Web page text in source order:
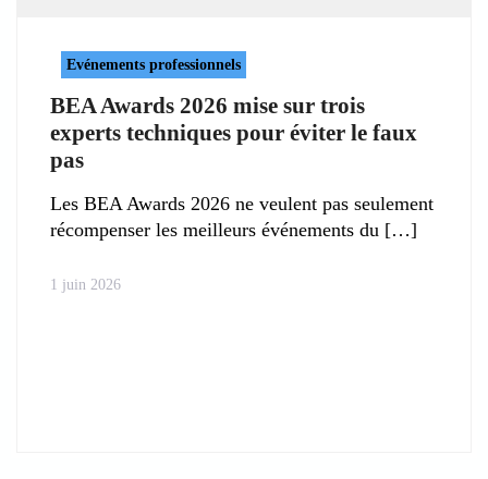
Evénements professionnels
BEA Awards 2026 mise sur trois
experts techniques pour éviter le faux
pas
Les BEA Awards 2026 ne veulent pas seulement
récompenser les meilleurs événements du
1 juin 2026